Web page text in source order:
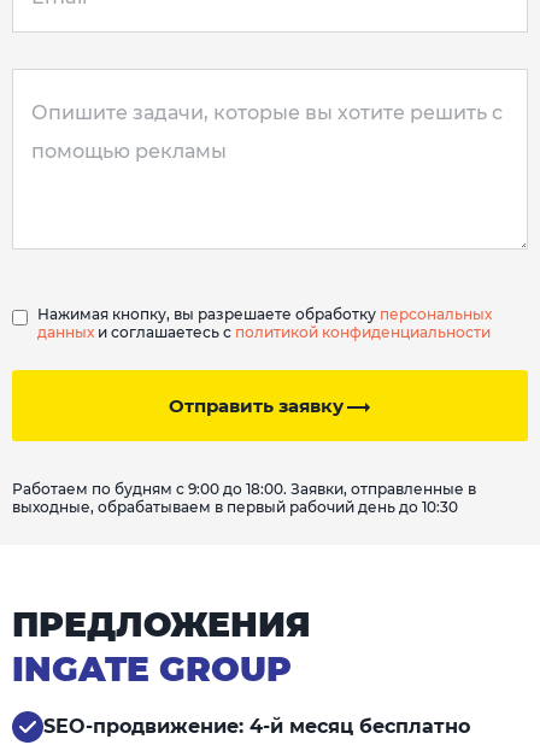
Отправить заявку
Нажимая кнопку, вы разрешаете обработку персональных
данных и соглашаетесь с политикой конфиденциальности
Работаем по будням с 9:00 до 18:00. Заявки, отправленные в
выходные, обрабатываем в первый рабочий день до 10:30
ПРЕДЛОЖЕНИЯ
INGATE GROUP
SEO-продвижение: 4-й месяц бесплатно